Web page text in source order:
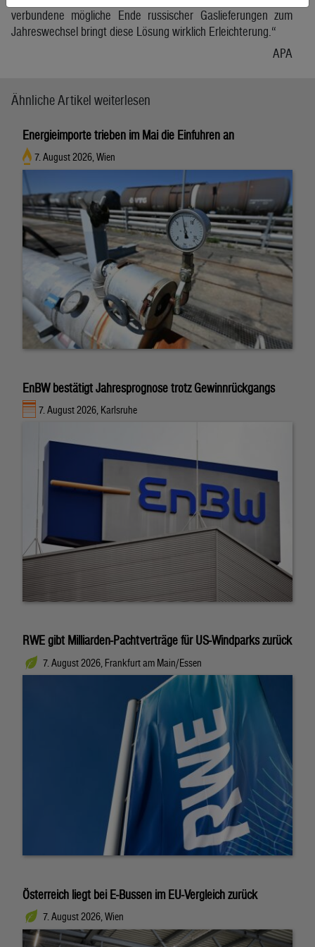
verbundene mögliche Ende russischer Gaslieferungen zum
Jahreswechsel bringt diese Lösung wirklich Erleichterung.“
APA
Ähnliche Artikel weiterlesen
Energieimporte trieben im Mai die Einfuhren an
7. August 2026, Wien
EnBW bestätigt Jahresprognose trotz Gewinnrückgangs
7. August 2026, Karlsruhe
RWE gibt Milliarden-Pachtverträge für US-Windparks zurück
7. August 2026, Frankfurt am Main/Essen
Österreich liegt bei E-Bussen im EU-Vergleich zurück
7. August 2026, Wien